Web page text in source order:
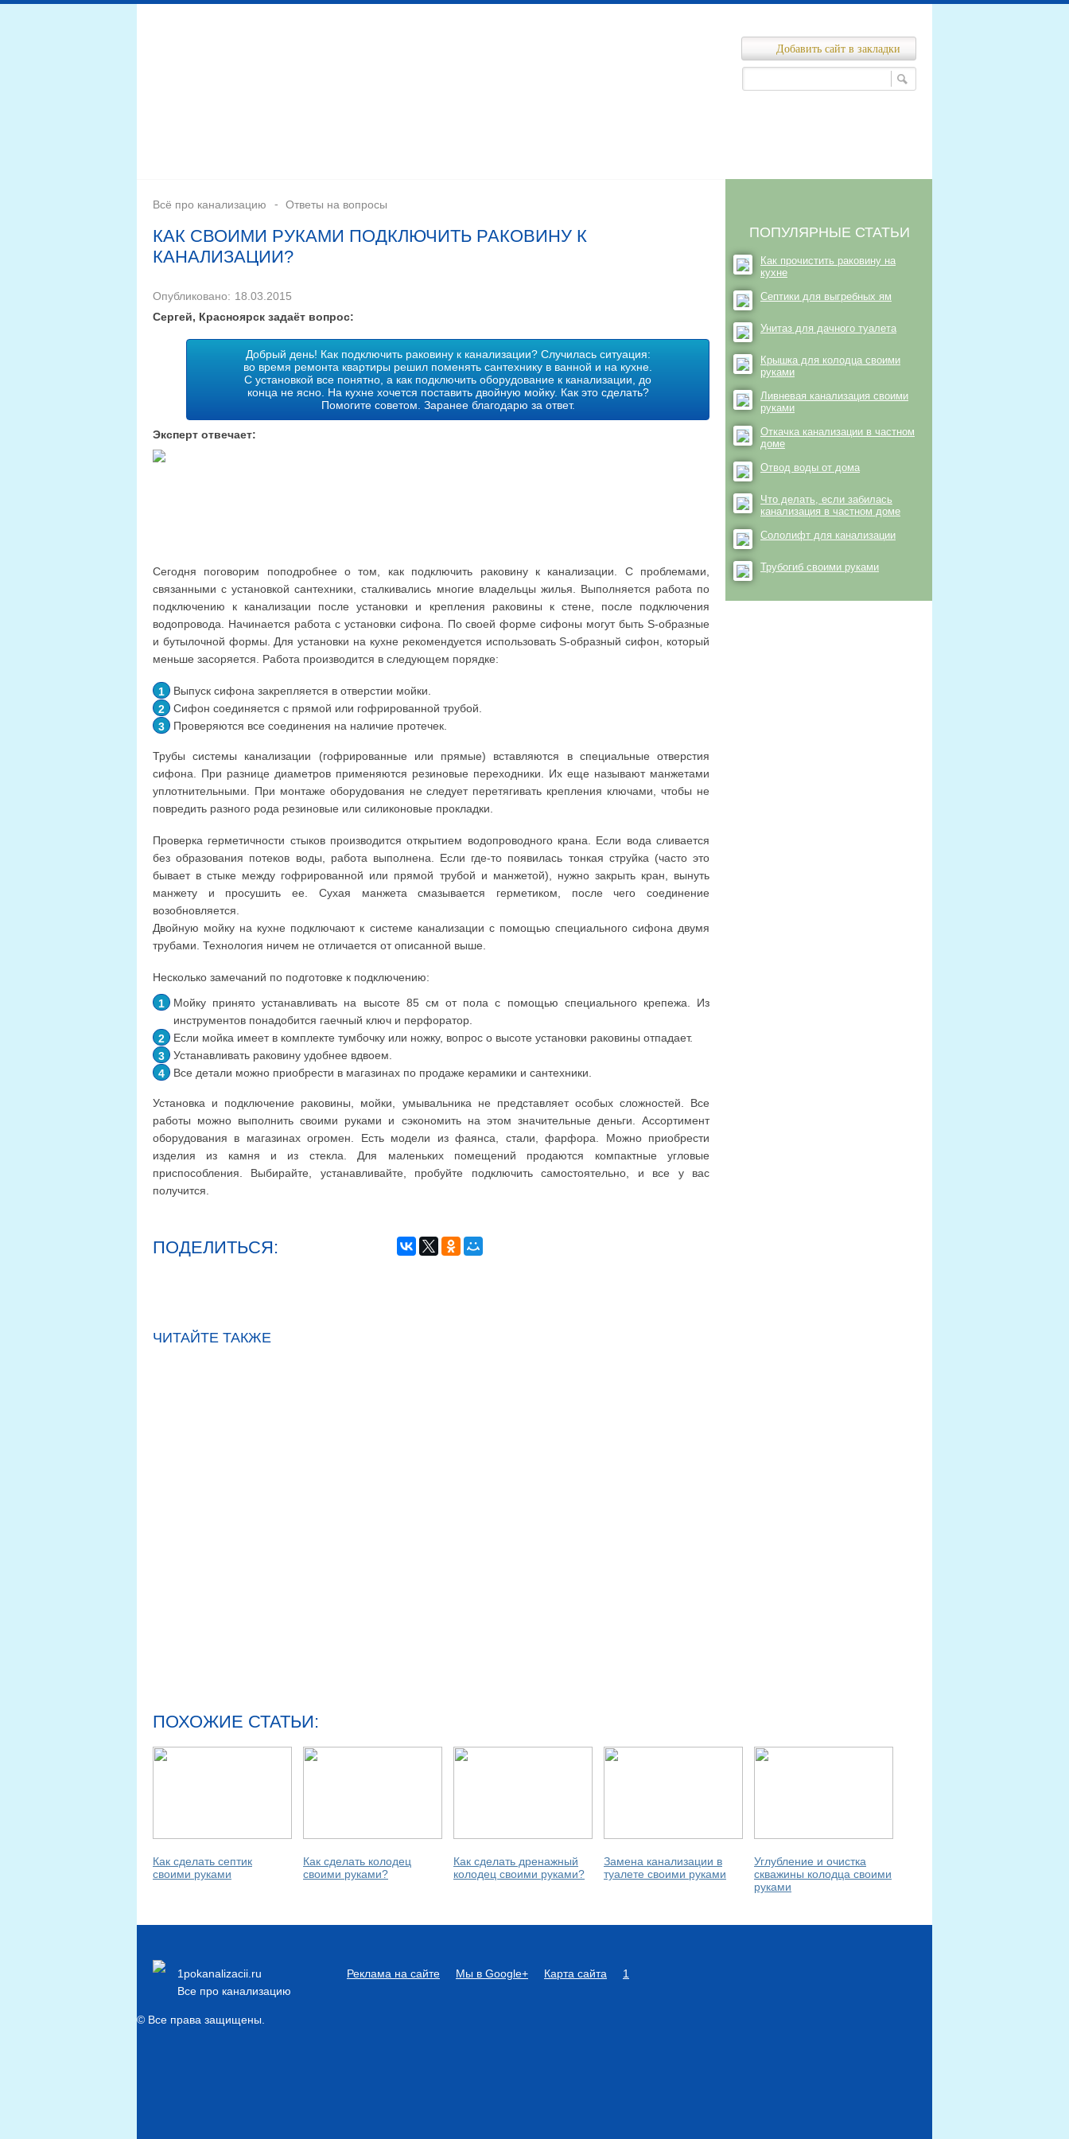
Добавить сайт в закладки
Всё про канализацию Ответы на вопросы
КАК СВОИМИ РУКАМИ ПОДКЛЮЧИТЬ РАКОВИНУ К
КАНАЛИЗАЦИИ?
Опубликовано: 18.03.2015
Сергей, Красноярск задаёт вопрос:
Добрый день! Как подключить раковину к канализации? Случилась ситуация:
во время ремонта квартиры решил поменять сантехнику в ванной и на кухне.
С установкой все понятно, а как подключить оборудование к канализации, до
конца не ясно. На кухне хочется поставить двойную мойку. Как это сделать?
Помогите советом. Заранее благодарю за ответ.
Эксперт отвечает:
Сегодня поговорим поподробнее о том, как подключить раковину к канализации. С проблемами,
связанными с установкой сантехники, сталкивались многие владельцы жилья. Выполняется работа по
подключению к канализации после установки и крепления раковины к стене, после подключения
водопровода. Начинается работа с установки сифона. По своей форме сифоны могут быть S-образные
и бутылочной формы. Для установки на кухне рекомендуется использовать S-образный сифон, который
меньше засоряется. Работа производится в следующем порядке:
Выпуск сифона закрепляется в отверстии мойки.
Сифон соединяется с прямой или гофрированной трубой.
Проверяются все соединения на наличие протечек.
Трубы системы канализации (гофрированные или прямые) вставляются в специальные отверстия
сифона. При разнице диаметров применяются резиновые переходники. Их еще называют манжетами
уплотнительными. При монтаже оборудования не следует перетягивать крепления ключами, чтобы не
повредить разного рода резиновые или силиконовые прокладки.
Проверка герметичности стыков производится открытием водопроводного крана. Если вода сливается
без образования потеков воды, работа выполнена. Если где-то появилась тонкая струйка (часто это
бывает в стыке между гофрированной или прямой трубой и манжетой), нужно закрыть кран, вынуть
манжету и просушить ее. Сухая манжета смазывается герметиком, после чего соединение
возобновляется.
Двойную мойку на кухне подключают к системе канализации с помощью специального сифона двумя
трубами. Технология ничем не отличается от описанной выше.
Несколько замечаний по подготовке к подключению:
Мойку принято устанавливать на высоте 85 см от пола с помощью специального крепежа. Из
инструментов понадобится гаечный ключ и перфоратор.
Если мойка имеет в комплекте тумбочку или ножку, вопрос о высоте установки раковины отпадает.
Устанавливать раковину удобнее вдвоем.
Все детали можно приобрести в магазинах по продаже керамики и сантехники.
Установка и подключение раковины, мойки, умывальника не представляет особых сложностей. Все
работы можно выполнить своими руками и сэкономить на этом значительные деньги. Ассортимент
оборудования в магазинах огромен. Есть модели из фаянса, стали, фарфора. Можно приобрести
изделия из камня и из стекла. Для маленьких помещений продаются компактные угловые
приспособления. Выбирайте, устанавливайте, пробуйте подключить самостоятельно, и все у вас
получится.
ПОДЕЛИТЬСЯ:
ЧИТАЙТЕ ТАКЖЕ
ПОПУЛЯРНЫЕ СТАТЬИ
Как прочистить раковину на
кухне
Септики для выгребных ям
Унитаз для дачного туалета
Крышка для колодца своими
руками
Ливневая канализация своими
руками
Откачка канализации в частном
доме
Отвод воды от дома
Что делать, если забилась
канализация в частном доме
Сололифт для канализации
Трубогиб своими руками
ПОХОЖИЕ СТАТЬИ:
Как сделать септик
своими руками
Как сделать колодец
своими руками?
Как сделать дренажный
колодец своими руками?
Замена канализации в
туалете своими руками
Углубление и очистка
скважины колодца своими
руками
1pokanalizacii.ru
Все про канализацию
Реклама на сайте Мы в Google+ Карта сайта 1
© Все права защищены.